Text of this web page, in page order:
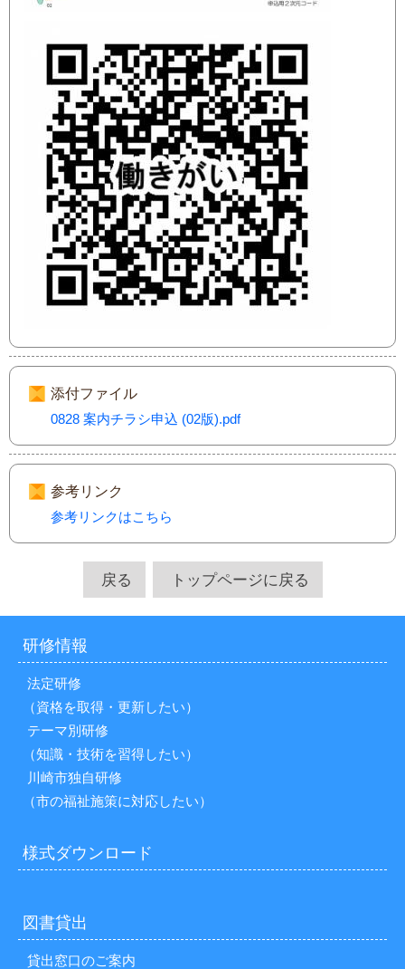
添付ファイル
0828 案内チラシ申込 (02版).pdf
参考リンク
参考リンクはこちら
戻る トップページに戻る
研修情報
法定研修
（資格を取得・更新したい）
テーマ別研修
（知識・技術を習得したい）
川崎市独自研修
（市の福祉施策に対応したい）
様式ダウンロード
図書貸出
貸出窓口のご案内